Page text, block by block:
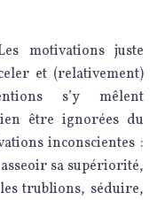
motivations juste
et (relativement)
s’y mêlent
être ignorées du
inconscientes :
sa supériorité,
trublions, séduire,